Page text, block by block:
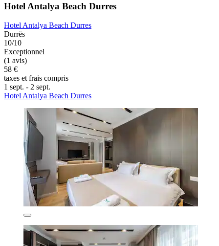
Hotel Antalya Beach Durres
Hotel Antalya Beach Durres
Durrës
10/10
Exceptionnel
(1 avis)
58 €
taxes et frais compris
1 sept. - 2 sept.
Hotel Antalya Beach Durres